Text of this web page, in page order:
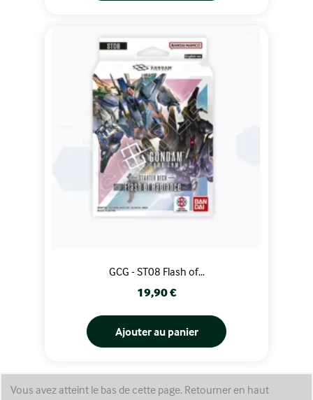
GCG - ST08 Flash of...
Prix
19,90 €
Ajouter au panier
Vous avez atteint le bas de cette page. Retourner en haut